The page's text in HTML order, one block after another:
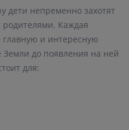
дети непременно захотят
родителями. Каждая
и интересную
до появления на ней
для: